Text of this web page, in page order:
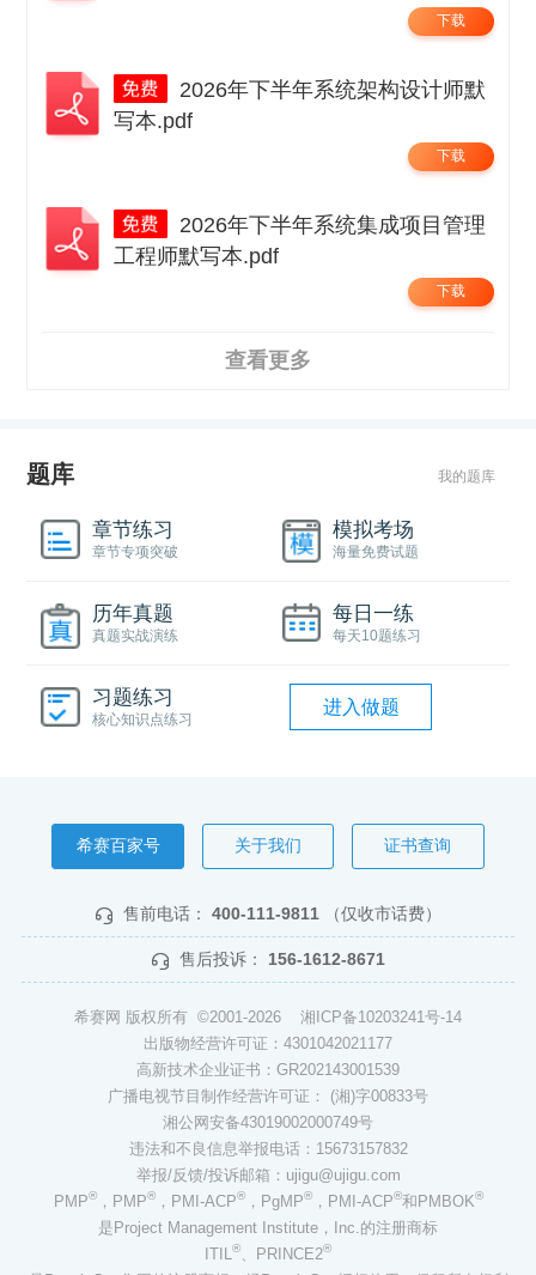
下载
写本.pdf
下载
工程师默写本.pdf
下载
查看更多
题库 我的题库
章节练习
章节专项突破
模拟考场
海量免费试题
历年真题
真题实战演练
每日一练
每天10题练习
习题练习
核心知识点练习
进入做题
希赛百家号 关于我们 证书查询
售前电话： 400-111-9811 （仅收市话费）
售后投诉： 156-1612-8671
希赛网 版权所有 ©2001-2026 湘ICP备10203241号-14
出版物经营许可证：4301042021177
高新技术企业证书：GR202143001539
广播电视节目制作经营许可证： (湘)字00833号
湘公网安备43019002000749号
违法和不良信息举报电话：15673157832
举报/反馈/投诉邮箱：ujigu@ujigu.com
PMP®，PMP®，PMI-ACP®，PgMP®，PMI-ACP®和PMBOK®
是Project Management Institute，Inc.的注册商标
ITIL®、PRINCE2®